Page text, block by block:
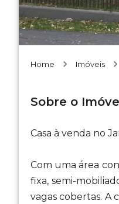
Home Imóveis
Sobre o
Casa à venda no
Com uma área
fixa, semi-
vagas cobertas. A